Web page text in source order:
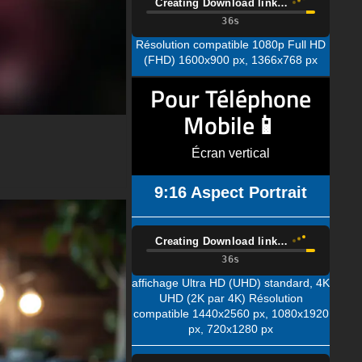
(FHD) 1600x900 px, 1366x768 px
Pour Téléphone
Mobile📱
Écran vertical
9:16 Aspect Portrait
Creating Download link…
affichage Ultra HD (UHD) standard, 4K
UHD (2K par 4K) Résolution
compatible 1440x2560 px, 1080x1920
px, 720x1280 px
Creating Download link…
écran Quad HD (QHD) standard
résolution compatible 1080x1920px,